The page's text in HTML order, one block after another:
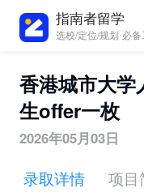
指南者留学
选校/定位/规划 必备
香港城市大学
生offer一枚
2026年05月03日
录取详情 项目